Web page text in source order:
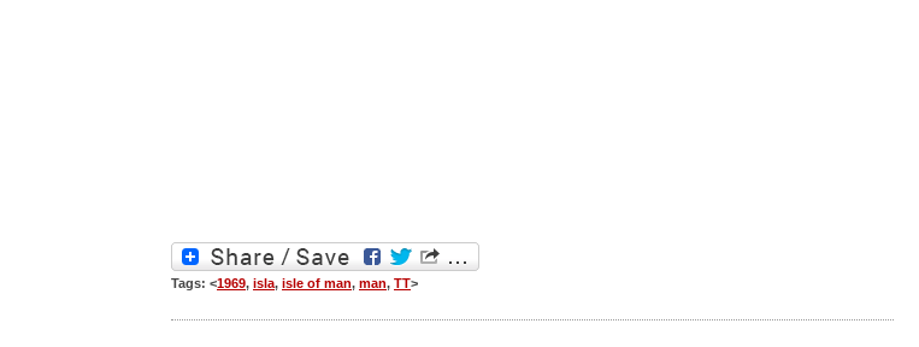
Tags: <1969, isla, isle of man, man, TT>